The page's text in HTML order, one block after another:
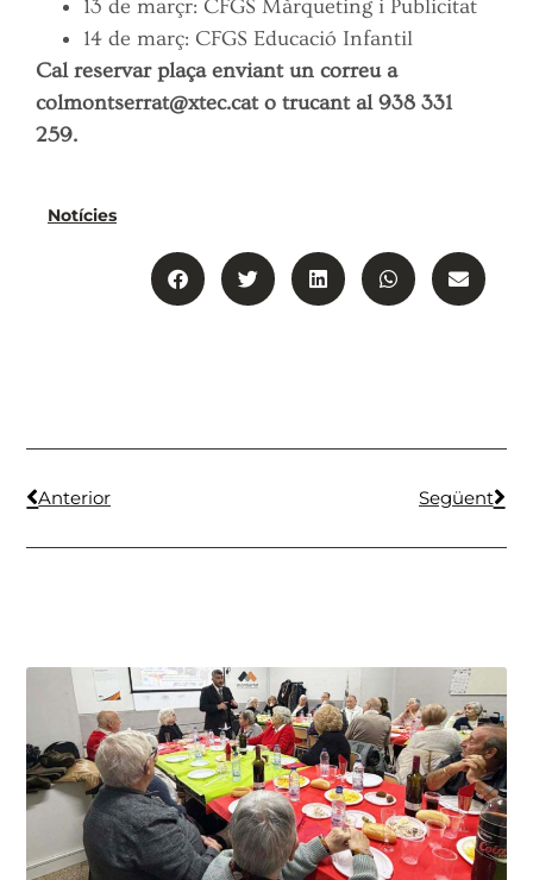
13 de marçr: CFGS Màrqueting i Publicitat
14 de març: CFGS Educació Infantil
Cal reservar plaça enviant un correu a
colmontserrat@xtec.cat o trucant al 938 331
259.
Notícies
Anterior Següent